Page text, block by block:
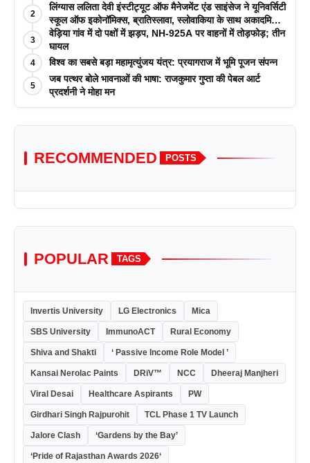
2
लिंग्यास ललिता देवी इंस्टीट्यूट ऑफ मैनेजमेंट एंड साइंसेज ने यूनिवर्सिटी
स्कूल ऑफ इकोनॉमिक्स, ब्रातिस्लावा, स्लोवाकिया के साथ अकादमिक
पत्रिकाओं में प्रकाशन रणनीतियों पर एक दिवसीय कार्यशाला का
आयोजन किया
3
वेड़िया गांव में दो पक्षों में झड़प, NH-925A पर वाहनों में तोड़फोड़; तीन
घायल
4 विश्व का सबसे बड़ा महामृत्युंजय यंत्र: प्रयागराज में भूमि पूजन संपन्न
5
जब पत्थर बोले भावनाओं की भाषा: राजकुमार गुप्ता की पेबल आर्ट
प्रदर्शनी ने मोहा मन
RECOMMENDED POSTS
POPULAR TAGS
Invertis University LG Electronics Mica
SBS University ImmunoACT Rural Economy
Shiva and Shakti ‘ Passive Income Role Model ’
Kansai Nerolac Paints DRiV™ NCC Dheeraj Manjheri
Viral Desai Healthcare Aspirants PW
Girdhari Singh Rajpurohit TCL Phase 1 TV Launch
Jalore Clash ‘Gardens by the Bay’
‘Pride of Rajasthan Awards 2026‘